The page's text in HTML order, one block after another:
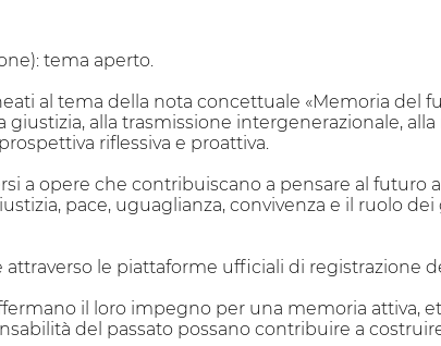
tema aperto.
al tema della nota concettuale «Memoria del
alla trasmissione intergenerazionale,
riflessiva e proattiva.
a opere che contribuiscano a pensare al futuro
pace, uguaglianza, convivenza e il ruolo
le piattaforme ufficiali di registrazione
il loro impegno per una memoria attiva,
del passato possano contribuire a